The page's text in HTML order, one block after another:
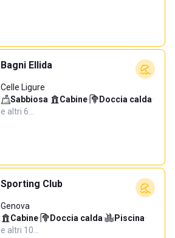
Bagni Ellida
Celle Ligure
Sabbiosa· Cabine· Doccia calda·
e altri 6…
Sporting Club
Genova
Cabine· Doccia calda· Piscina·
e altri 10…